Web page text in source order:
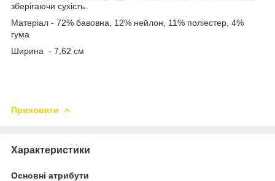
зберігаючи сухість.
Матеріал - 72% бавовна, 12% нейлон, 11% поліестер, 4%
гума
Ширина - 7,62 см
Приховати
Характеристики
Основні атрибути